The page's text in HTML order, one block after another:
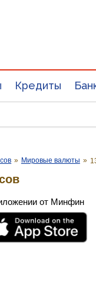
Кредиты
» Мировые валюты »
от Минфин